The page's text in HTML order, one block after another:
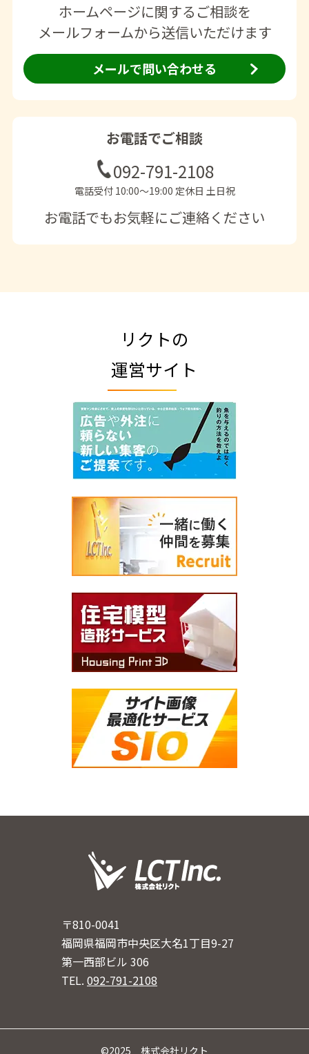
ホームページに関するご相談を
メールフォームから送信いただけます
メールで問い合わせる
お電話でご相談
092-791-2108
電話受付 10:00〜19:00 定休日 土日祝
お電話でもお気軽にご連絡ください
リクトの
運営サイト
〒810-0041
福岡県福岡市中央区大名1丁目9-27
第一西部ビル 306
TEL.092-791-2108
©2025 株式会社リクト